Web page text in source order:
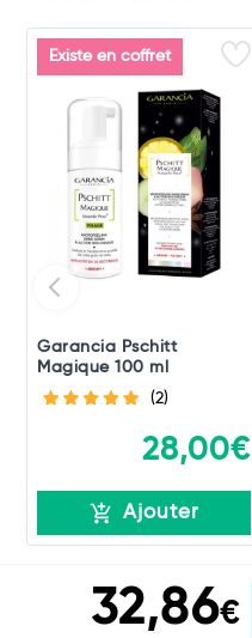
Existe en coffret
Garancia Pschitt
Magique 100 ml
(2)
28,00€
Ajouter
32,86€